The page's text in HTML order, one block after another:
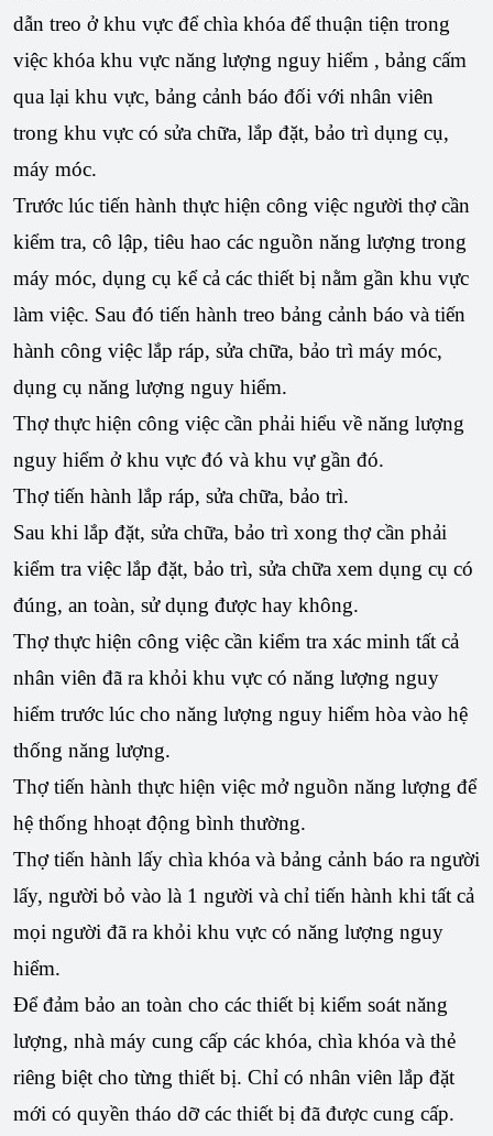
dẫn treo ở khu vực để chìa khóa để thuận tiện trong
việc khóa khu vực năng lượng nguy hiểm , bảng cấm
qua lại khu vực, bảng cảnh báo đối với nhân viên
trong khu vực có sửa chữa, lắp đặt, bảo trì dụng cụ,
máy móc.
Trước lúc tiến hành thực hiện công việc người thợ cần
kiểm tra, cô lập, tiêu hao các nguồn năng lượng trong
máy móc, dụng cụ kể cả các thiết bị nằm gần khu vực
làm việc. Sau đó tiến hành treo bảng cảnh báo và tiến
hành công việc lắp ráp, sửa chữa, bảo trì máy móc,
dụng cụ năng lượng nguy hiểm.
Thợ thực hiện công việc cần phải hiểu về năng lượng
nguy hiểm ở khu vực đó và khu vự gần đó.
Thợ tiến hành lắp ráp, sửa chữa, bảo trì.
Sau khi lắp đặt, sửa chữa, bảo trì xong thợ cần phải
kiểm tra việc lắp đặt, bảo trì, sửa chữa xem dụng cụ có
đúng, an toàn, sử dụng được hay không.
Thợ thực hiện công việc cần kiểm tra xác minh tất cả
nhân viên đã ra khỏi khu vực có năng lượng nguy
hiểm trước lúc cho năng lượng nguy hiểm hòa vào hệ
thống năng lượng.
Thợ tiến hành thực hiện việc mở nguồn năng lượng để
hệ thống hhoạt động bình thường.
Thợ tiến hành lấy chìa khóa và bảng cảnh báo ra người
lấy, người bỏ vào là 1 người và chỉ tiến hành khi tất cả
mọi người đã ra khỏi khu vực có năng lượng nguy
hiểm.
Để đảm bảo an toàn cho các thiết bị kiểm soát năng
lượng, nhà máy cung cấp các khóa, chìa khóa và thẻ
riêng biệt cho từng thiết bị. Chỉ có nhân viên lắp đặt
mới có quyền tháo dỡ các thiết bị đã được cung cấp.